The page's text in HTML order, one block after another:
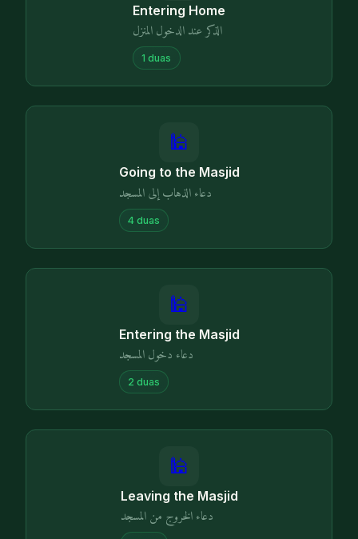
Entering Home
الذكر عند الدخول المنزل
1 duas
🕌
Going to the Masjid
دعاء الذهاب إلى المسجد
4duas
🕌
Entering the Masjid
دعاء دخول المسجد
2 duas
🕌
Leaving the Masjid
دعاء الخروج من المسجد